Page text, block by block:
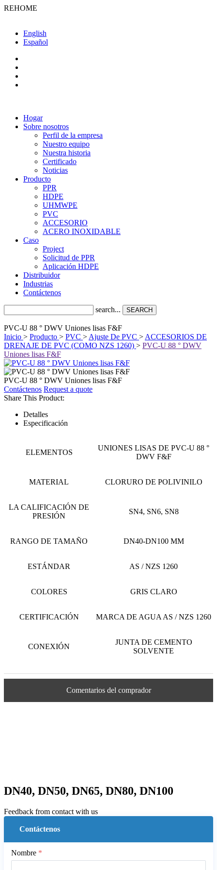
REHOME
English
Español
Hogar
Sobre nosotros
Perfil de la empresa
Nuestro equipo
Nuestra historia
Certificado
Noticias
Producto
PPR
HDPE
UHMWPE
PVC
ACCESORIO
ACERO INOXIDABLE
Caso
Project
Solicitud de PPR
Aplicación HDPE
Distribuidor
Industrias
Contáctenos
search... SEARCH
PVC-U 88 ° DWV Uniones lisas F&F
Inicio > Producto > PVC > Ajuste De PVC > ACCESORIOS DE
DRENAJE DE PVC (COMO NZS 1260) > PVC-U 88 ° DWV
Uniones lisas F&F
PVC-U 88 ° DWV Uniones lisas F&F
Contáctenos Request a quote
Share This Product:
Detalles
Especificación
ELEMENTOS
UNIONES LISAS DE PVC-U 88 °
DWV F&F
MATERIAL CLORURO DE POLIVINILO
LA CALIFICACIÓN DE
PRESIÓN
SN4, SN6, SN8
RANGO DE TAMAÑO DN40-DN100 MM
ESTÁNDAR AS / NZS 1260
COLORES GRIS CLARO
CERTIFICACIÓN MARCA DE AGUA AS / NZS 1260
CONEXIÓN
JUNTA DE CEMENTO
SOLVENTE
Comentarios del comprador
DN40, DN50, DN65, DN80, DN100
Feedback from contact with us
Contáctenos
Nombre *